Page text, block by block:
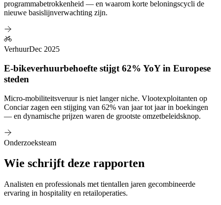
programmabetrokkenheid — en waarom korte beloningscycli de
nieuwe basislijnverwachting zijn.
VerhuurDec 2025
E-bikeverhuurbehoefte stijgt 62% YoY in Europese
steden
Micro-mobiliteitsveruur is niet langer niche. Vlootexploitanten op
Conciar zagen een stijging van 62% van jaar tot jaar in boekingen
— en dynamische prijzen waren de grootste omzetbeleidsknop.
Onderzoeksteam
Wie schrijft deze rapporten
Analisten en professionals met tientallen jaren gecombineerde
ervaring in hospitality en retailoperaties.